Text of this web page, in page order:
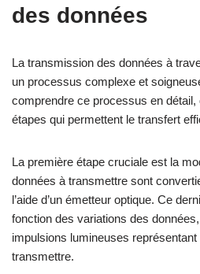
des données
La transmission des données à
un processus complexe et
comprendre ce processus en
étapes qui permettent le transfert
La première étape cruciale est la
données à transmettre sont
l’aide d’un émetteur optique. Ce
fonction des variations des
impulsions lumineuses
transmettre.